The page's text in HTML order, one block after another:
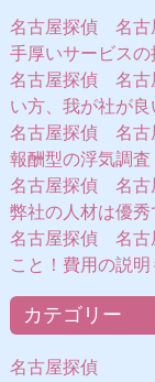
名古屋探偵 名古
手厚いサービスの
名古屋探偵 名古
い方、我が社が良
名古屋探偵 名古
報酬型の浮気調査
名古屋探偵 名古
弊社の人材は優秀
名古屋探偵 名古
こと！費用の説明
カテゴリー
名古屋探偵